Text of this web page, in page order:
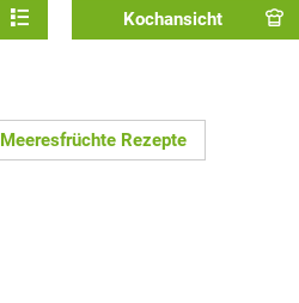
Kochansicht
Meeresfrüchte Rezepte